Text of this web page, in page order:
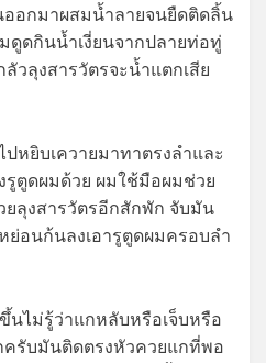
ออกมาผสมน้ำลายจนยืดติดลิ้น
ดูดกินน้ำเงี่ยนจากปลายท่อทู่
วลุงสารวัตรจะน้ำแตกเสีย
หยิบเควายมาทาตรงลำและ
รูตูดผมด้วย ผมใช้มือผมช่วย
ลุงสารวัตรอีกสักพัก จับมัน
ย่อนก้นลงเอารูตูดผมครอบลำ
นไม่รู้ว่าแกหลับหรือเจ็บหรือ
ครับมันติดตรงหัวควยแกที่พอ